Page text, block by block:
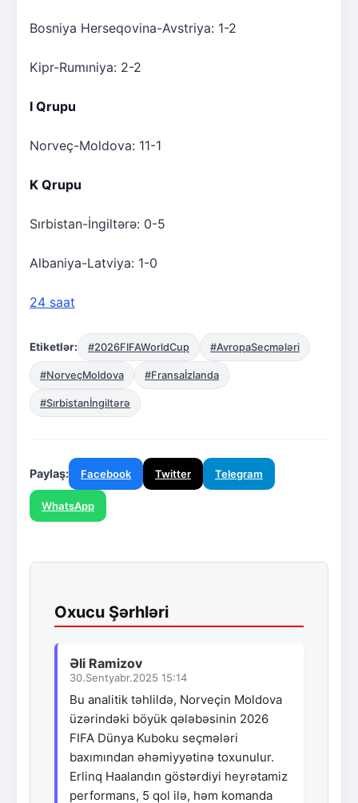
Bosniya Herseqovina-Avstriya: 1-2
Kipr-Rumıniya: 2-2
I Qrupu
Norveç-Moldova: 11-1
K Qrupu
Sırbistan-İngiltərə: 0-5
Albaniya-Latviya: 1-0
24 saat
Etiketlər: #2026FIFAWorldCup #AvropaSeçmələri
#NorveçMoldova #Fransaİzlanda
#Sırbistanİngiltərə
Paylaş: Facebook Twitter Telegram
WhatsApp
Oxucu Şərhləri
Əli Ramizov
30.Sentyabr.2025 15:14
Bu analitik təhlildə, Norveçin Moldova
üzərindəki böyük qələbəsinin 2026
FIFA Dünya Kuboku seçmələri
baxımından əhəmiyyətinə toxunulur.
Erlinq Haalandın göstərdiyi heyrətamiz
performans, 5 qol ilə, həm komanda